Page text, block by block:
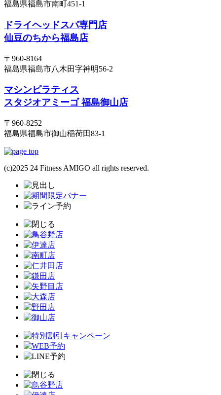
福島県福島市南町451-1
ドライヘッドスパ専門店
仙豆のちから福島店
〒960-8164
福島県福島市八木田字神明56-2
マシンピラティス
スタジオアミーゴ 福島御山店
〒960-8252
福島県福島市御山稲荷田83-1
(c)2025 24 Fitness AMIGO all rights reserved.